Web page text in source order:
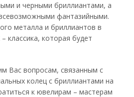
и черными бриллиантами, а
фантазийными.
металла и бриллиантов в
классика, которая будет
Вас вопросам, связанным с
колец с бриллиантами на
к ювелирам – мастерам